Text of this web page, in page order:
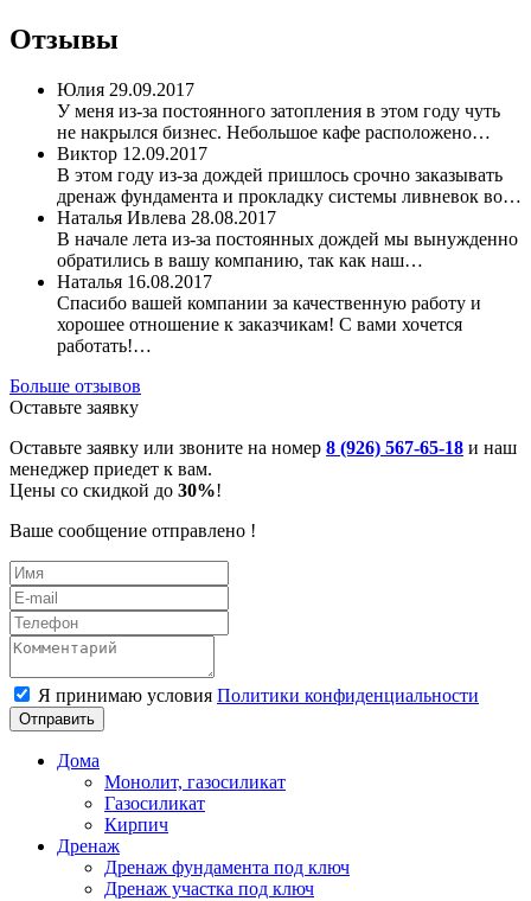
Отзывы
Юлия 29.09.2017
У меня из-за постоянного затопления в этом году чуть
не накрылся бизнес. Небольшое кафе расположено…
Виктор 12.09.2017
В этом году из-за дождей пришлось срочно заказывать
дренаж фундамента и прокладку системы ливневок во…
Наталья Ивлева 28.08.2017
В начале лета из-за постоянных дождей мы вынужденно
обратились в вашу компанию, так как наш…
Наталья 16.08.2017
Спасибо вашей компании за качественную работу и
хорошее отношение к заказчикам! С вами хочется
работать!…
Больше отзывов
Оставьте заявку
Оставьте заявку или звоните на номер 8 (926) 567-65-18 и наш
менеджер приедет к вам.
Цены со скидкой до 30%!
Ваше сообщение отправлено !
Я принимаю условия Политики конфиденциальности
Отправить
Дома
Монолит, газосиликат
Газосиликат
Кирпич
Дренаж
Дренаж фундамента под ключ
Дренаж участка под ключ